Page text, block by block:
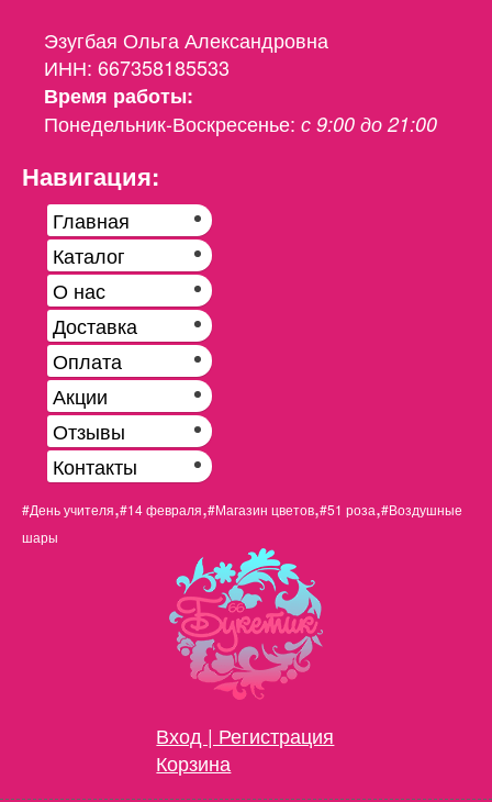
Эзугбая Ольга Александровна
ИНН: 667358185533
Время работы:
Понедельник-Воскресенье: с 9:00 до 21:00
Навигация:
Главная
Каталог
О нас
Доставка
Оплата
Акции
Отзывы
Контакты
#День учителя,#14 февраля,#Магазин цветов,#51 роза,#Воздушные
шары
Вход | Регистрация
Корзина